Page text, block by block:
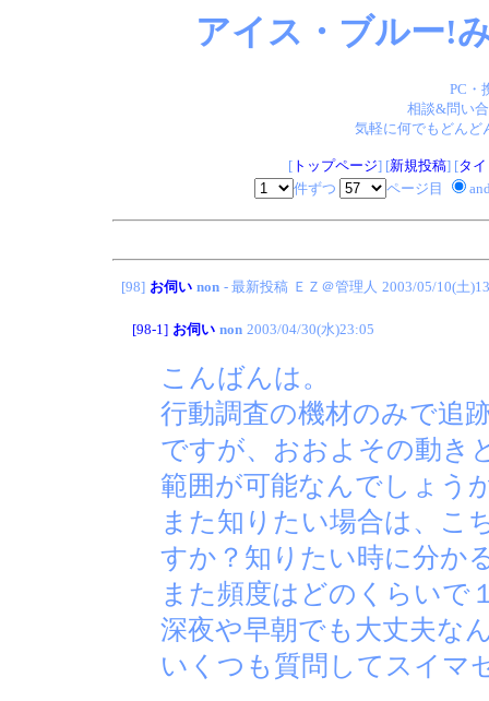
アイス・ブルー!
PC・
相談&問い
気軽に何でもどん
[トップページ] [新規投稿] [タ
件ずつ
ページ目
[98] お伺い non - 最新投稿 ＥＺ＠管理人 2003/05/10(土
[98-1] お伺い non 2003/04/30(水)23:05
こんばんは。
行動調査の機材のみで追
ですが、おおよその動き
範囲が可能なんでしょう
また知りたい場合は、こ
すか？知りたい時に分か
また頻度はどのくらいで
深夜や早朝でも大丈夫な
いくつも質問してスイマ